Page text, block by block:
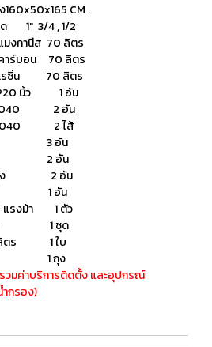
CM .
ด 1" 3/4 , 1/2
มงกานีส 70 ลิตร
คาร์บอน 70 ลิตร
เรซิ่น 70 ลิตร
นิ้ว 1 อัน
4040 2 อัน
4040 2 ไส้
น้ำ 3 อัน
2 อัน
ำ-สูง 2 อัน
า 1 อัน
แรงม้า 1 ตัว
บคุม 1 ชุด
ลิตร 1 ใบ
รัม 1 ถุง
รวมค่าบริการติดตั้ง และอุปกรณ์
ำกรอง)